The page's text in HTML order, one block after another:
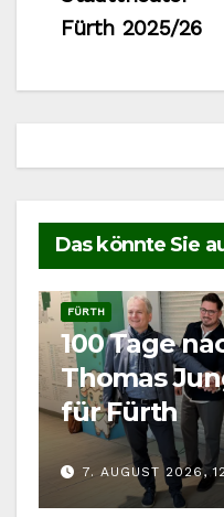
Fürth 2025/26
Das könnte Sie
FÜRTH
100 Tage
Thomas
für Fürth
7. AUGUST 2026,